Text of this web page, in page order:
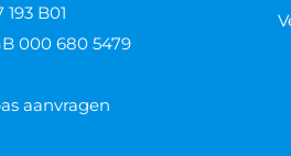
B01
000 680 5479
aanvragen